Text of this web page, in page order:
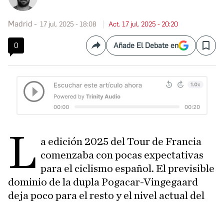
Madrid 17 jul. 2025 - 18:08 Act. 17 jul. 2025 - 20:20
0 CompartirAñade El Debate en Save
L a edición 2025 del Tour de Francia
comenzaba con pocas expectativas
para el ciclismo español. El previsible
dominio de la dupla Pogacar-Vingegaard
deja poco para el resto y el nivel actual del